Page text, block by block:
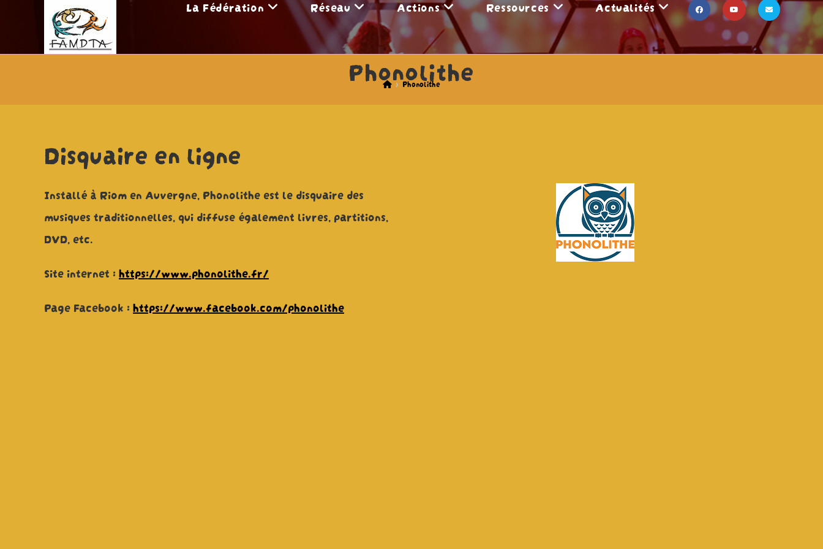
La Fédération Réseau Actions Ressources Actualités
Phonolithe
> Phonolithe
Disquaire en ligne
Installé à Riom en Auvergne, Phonolithe est le disquaire des
musiques traditionnelles, qui diffuse également livres, partitions,
DVD, etc.
Site internet : https://www.phonolithe.fr/
Page Facebook : https://www.facebook.com/phonolithe